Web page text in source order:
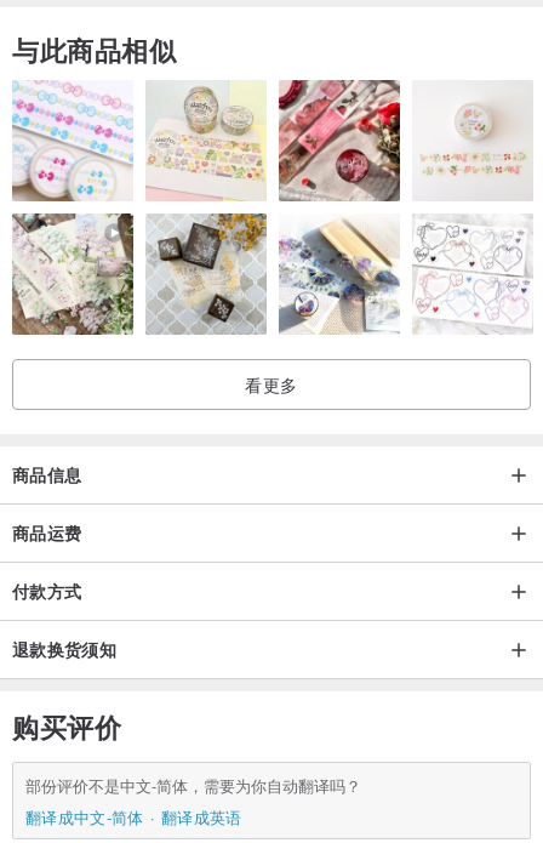
与此商品相似
看更多
商品信息
商品运费
付款方式
退款换货须知
购买评价
部份评价不是中文-简体，需要为你自动翻译吗？
翻译成中文-简体
翻译成英语